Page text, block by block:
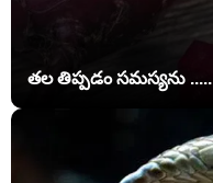
తల తిప్పడం సమస్యను .....